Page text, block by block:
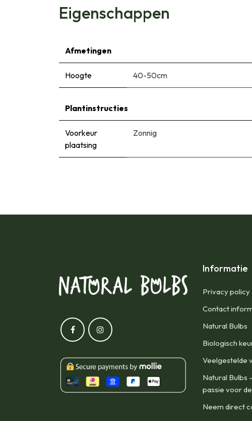
Eigenschappen
Afmetingen
Hoogte 40-50cm
Plantinstructies
Voorkeur
plaatsing
Zonnig
Informatie
Privacy policy
Contact
Natural Bulbs
Biologisch
Veelgestelde
Natural Bulbs
passie voor
Neem direct